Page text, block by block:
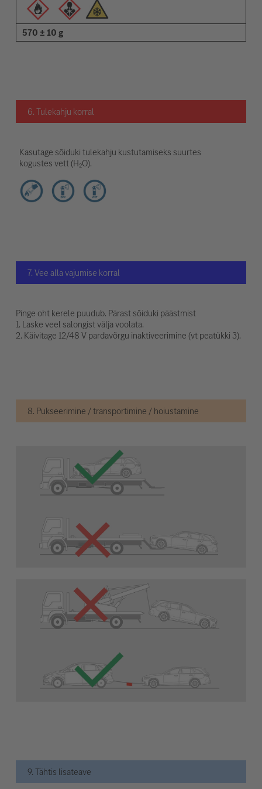
570 ± 10 g
6. Tulekahju korral
Kasutage sõiduki tulekahju kustutamiseks suurtes
kogustes vett (H₂O).
7. Vee alla vajumise korral
Pinge oht kerele puudub. Pärast sõiduki päästmist
1. Laske veel salongist välja voolata.
2. Käivitage 12/48 V pardavõrgu inaktiveerimine (vt peatükki 3).
8. Pukseerimine / transportimine / hoiustamine
9. Tähtis lisateave